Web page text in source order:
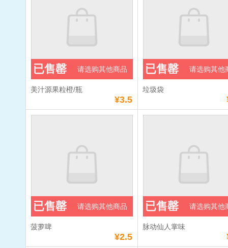
美汁源果粒橙/瓶
¥3.5
已售罄 请选购其他商品
垃圾袋
已售罄 请选购其他
菠萝啤
¥2.5
已售罄 请选购其他商品
脉动仙人掌味
已售罄 请选购其他